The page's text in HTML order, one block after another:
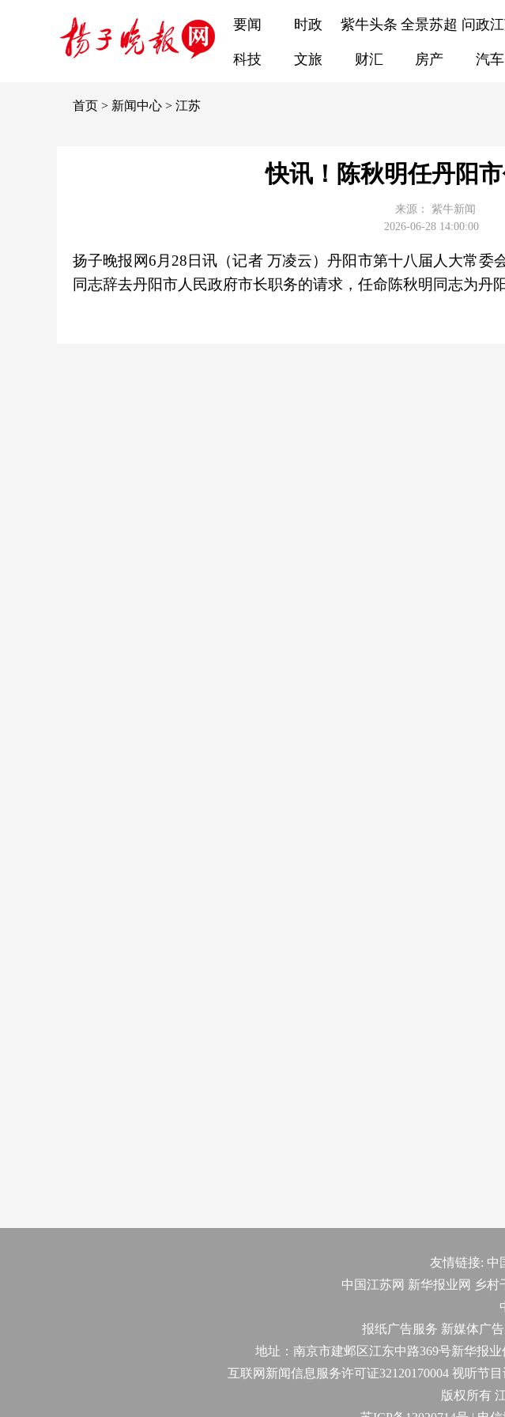
要闻 时政 紫牛头条 全景苏超 问政
科技 文旅 财汇 房产 汽车
首页 > 新闻中心 > 江苏
快讯！陈秋明任丹阳
来源：
紫牛新闻
2026-06-28 14:00:00
扬子晚报网6月28日讯（记者 万凌云）丹阳市第十八届人大常委
同志辞去丹阳市人民政府市长职务的请求，任命陈秋明同志为丹
友情链接: 中
中国江苏网 新华报业网 乡村
报纸广告服务 新媒体广
地址：南京市建邺区江东中路369号新华报
互联网新闻信息服务许可证32120170004 视听节
版权所有